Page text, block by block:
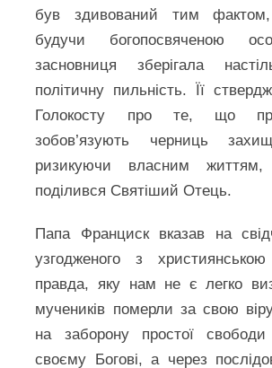
був здивований тим
будучи богопосвяченою
засновниця зберігала
політичну пильність. Її
Голокосту про те, що
зобов’язують черниць
ризикуючи власним
поділився Святіший Отець.
Папа Франциск вказав на
узгодженого з
правда, яку нам не є легко
мучеників померли за свою
на заборону простої свободи
своєму Богові, а через